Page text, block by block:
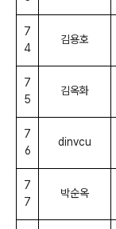
7
4
김용호
7
5
김옥화
7
6
dinvcu
7
7
박순옥